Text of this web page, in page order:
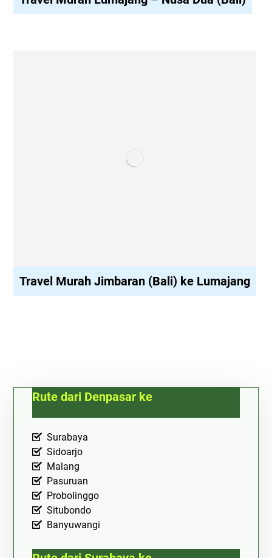
Travel Murah Jimbaran (Bali) ke Lumajang
Rute dari Denpasar ke
Surabaya
Sidoarjo
Malang
Pasuruan
Probolinggo
Situbondo
Banyuwangi